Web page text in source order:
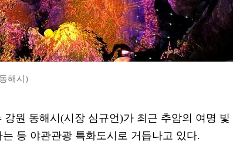
해시)
강원 동해시(시장 심규언)가 최근 추암의 여명 빛
등 야관관광 특화도시로 거듭나고 있다.